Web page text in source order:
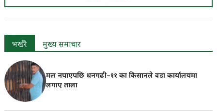
भर्खरै मुख्य समाचार
मल नपाएपछि धनगढी–११ का किसानले वडा कार्यालयमा
लगाए ताला